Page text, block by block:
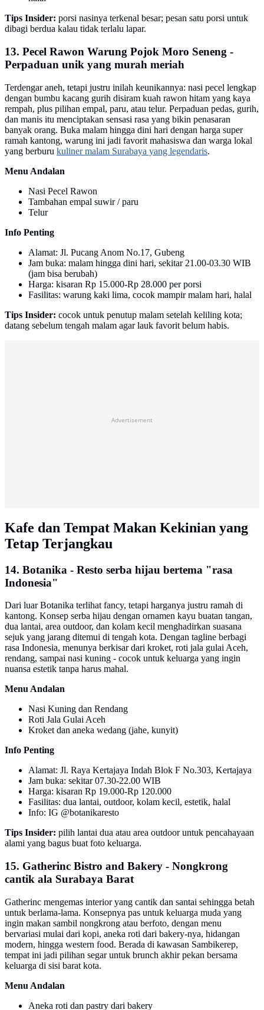
Tips Insider: porsi nasinya terkenal besar; pesan satu porsi untuk
dibagi berdua kalau tidak terlalu lapar.
13. Pecel Rawon Warung Pojok Moro Seneng -
Perpaduan unik yang murah meriah
Terdengar aneh, tetapi justru inilah keunikannya: nasi pecel lengkap
dengan bumbu kacang gurih disiram kuah rawon hitam yang kaya
rempah, plus pilihan empal, paru, atau telur. Perpaduan pedas, gurih,
dan manis itu menciptakan sensasi rasa yang bikin penasaran
banyak orang. Buka malam hingga dini hari dengan harga super
ramah kantong, warung ini jadi favorit mahasiswa dan warga lokal
yang berburu kuliner malam Surabaya yang legendaris.
Menu Andalan
Nasi Pecel Rawon
Tambahan empal suwir / paru
Telur
Info Penting
Alamat: Jl. Pucang Anom No.17, Gubeng
Jam buka: malam hingga dini hari, sekitar 21.00-03.30 WIB
(jam bisa berubah)
Harga: kisaran Rp 15.000-Rp 28.000 per porsi
Fasilitas: warung kaki lima, cocok mampir malam hari, halal
Tips Insider: cocok untuk penutup malam setelah keliling kota;
datang sebelum tengah malam agar lauk favorit belum habis.
Advertisement
Kafe dan Tempat Makan Kekinian yang
Tetap Terjangkau
14. Botanika - Resto serba hijau bertema "rasa
Indonesia"
Dari luar Botanika terlihat fancy, tetapi harganya justru ramah di
kantong. Konsep serba hijau dengan ornamen kayu buatan tangan,
dua lantai, area outdoor, dan kolam kecil menghadirkan suasana
sejuk yang jarang ditemui di tengah kota. Dengan tagline berbagi
rasa Indonesia, menunya berkisar dari kroket, roti jala gulai Aceh,
rendang, sampai nasi kuning - cocok untuk keluarga yang ingin
nuansa estetik tanpa harus mahal.
Menu Andalan
Nasi Kuning dan Rendang
Roti Jala Gulai Aceh
Kroket dan aneka wedang (jahe, kunyit)
Info Penting
Alamat: Jl. Raya Kertajaya Indah Blok F No.303, Kertajaya
Jam buka: sekitar 07.30-22.00 WIB
Harga: kisaran Rp 19.000-Rp 120.000
Fasilitas: dua lantai, outdoor, kolam kecil, estetik, halal
Info: IG @botanikaresto
Tips Insider: pilih lantai dua atau area outdoor untuk pencahayaan
alami yang bagus buat foto keluarga.
15. Gatherinc Bistro and Bakery - Nongkrong
cantik ala Surabaya Barat
Gatherinc mengemas interior yang cantik dan santai sehingga betah
untuk berlama-lama. Konsepnya pas untuk keluarga muda yang
ingin makan sambil nongkrong atau berfoto, dengan menu
bervariasi mulai dari kopi, aneka roti dari bakery-nya, hidangan
modern, hingga western food. Berada di kawasan Sambikerep,
tempat ini jadi pilihan segar untuk brunch akhir pekan bersama
keluarga di sisi barat kota.
Menu Andalan
Aneka roti dan pastry dari bakery